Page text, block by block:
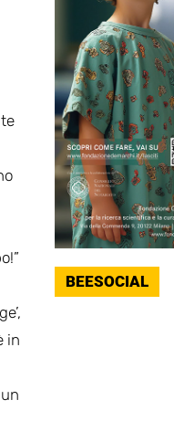
in
BEESOCIAL